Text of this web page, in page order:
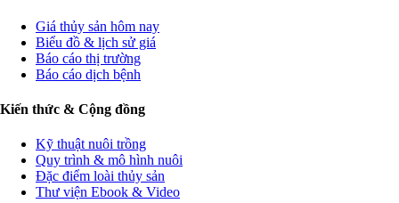
Giá thủy sản hôm nay
Biểu đồ & lịch sử giá
Báo cáo thị trường
Báo cáo dịch bệnh
Kiến thức & Cộng đồng
Kỹ thuật nuôi trồng
Quy trình & mô hình nuôi
Đặc điểm loài thủy sản
Thư viện Ebook & Video